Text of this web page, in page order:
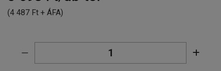
(4 487 Ft + ÁFA)